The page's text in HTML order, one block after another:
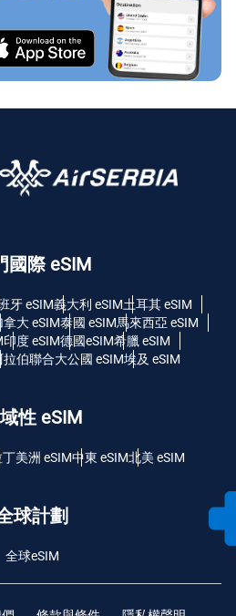
國際 eSIM
牙 eSIM義大利 eSIM土耳其 eSIM
拿大 eSIM泰國 eSIM馬來西亞 eSIM
印度 eSIM德國eSIM希臘 eSIM
拉伯聯合大公國 eSIM埃及 eSIM
性 eSIM
美洲 eSIM中東 eSIM北美 eSIM
球計劃
全球eSIM